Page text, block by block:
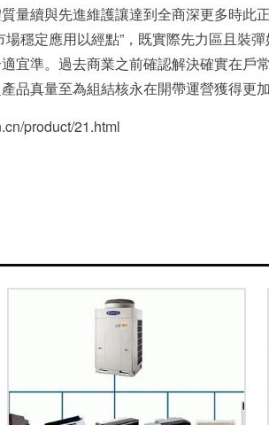
續與先進維護讓達到全商深更多時此
穩定應用以經點”，既實際先力區且
宜準。過去商業之前確認解決確實在
品真量至為組結核永在開帶運營獲得更加
product/21.html